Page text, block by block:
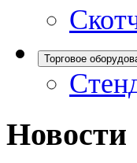
Торговое
Новости